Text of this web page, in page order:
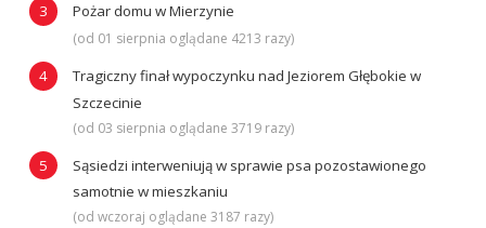
Pożar domu w Mierzynie
(od 01 sierpnia oglądane 4213 razy)
Tragiczny finał wypoczynku nad Jeziorem Głębokie w
Szczecinie
(od 03 sierpnia oglądane 3719 razy)
Sąsiedzi interweniują w sprawie psa pozostawionego
samotnie w mieszkaniu
(od wczoraj oglądane 3187 razy)